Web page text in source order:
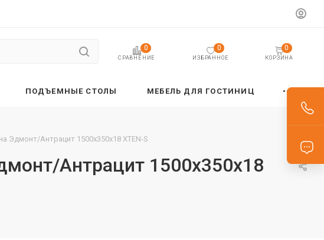
СРАВНЕНИЕ
0
ИЗБРАННОЕ
0
КОРЗИНА
0
ПОДЪЕМНЫЕ СТОЛЫ МЕБЕЛЬ ДЛЯ ГОСТИНИЦ
Эдмонт/Антрацит 1500х350х18 XTEN-S
Антрацит 1500х350х18